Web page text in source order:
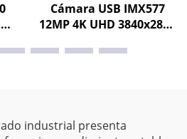
Cámara USB IMX577
12MP 4K UHD 3840x2880
controlador UVC para
industrial presenta